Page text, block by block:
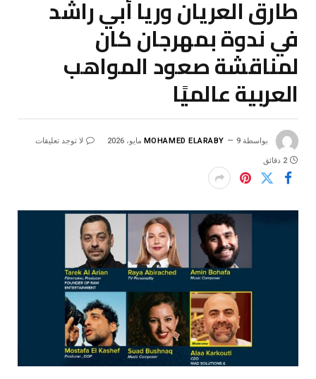
طارق العريان وريا أبي راشد
في ندوة بمهرجان كان
لمناقشة صعود المواهب
العربية عالميًا
بواسطة MOHAMED ELARABY 9 مايو، 2026 لا توجد تعليقات
2 دقائق